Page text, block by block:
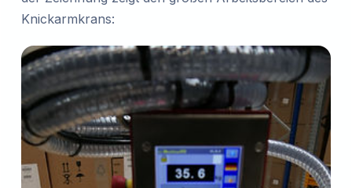
Knickarmkrans: